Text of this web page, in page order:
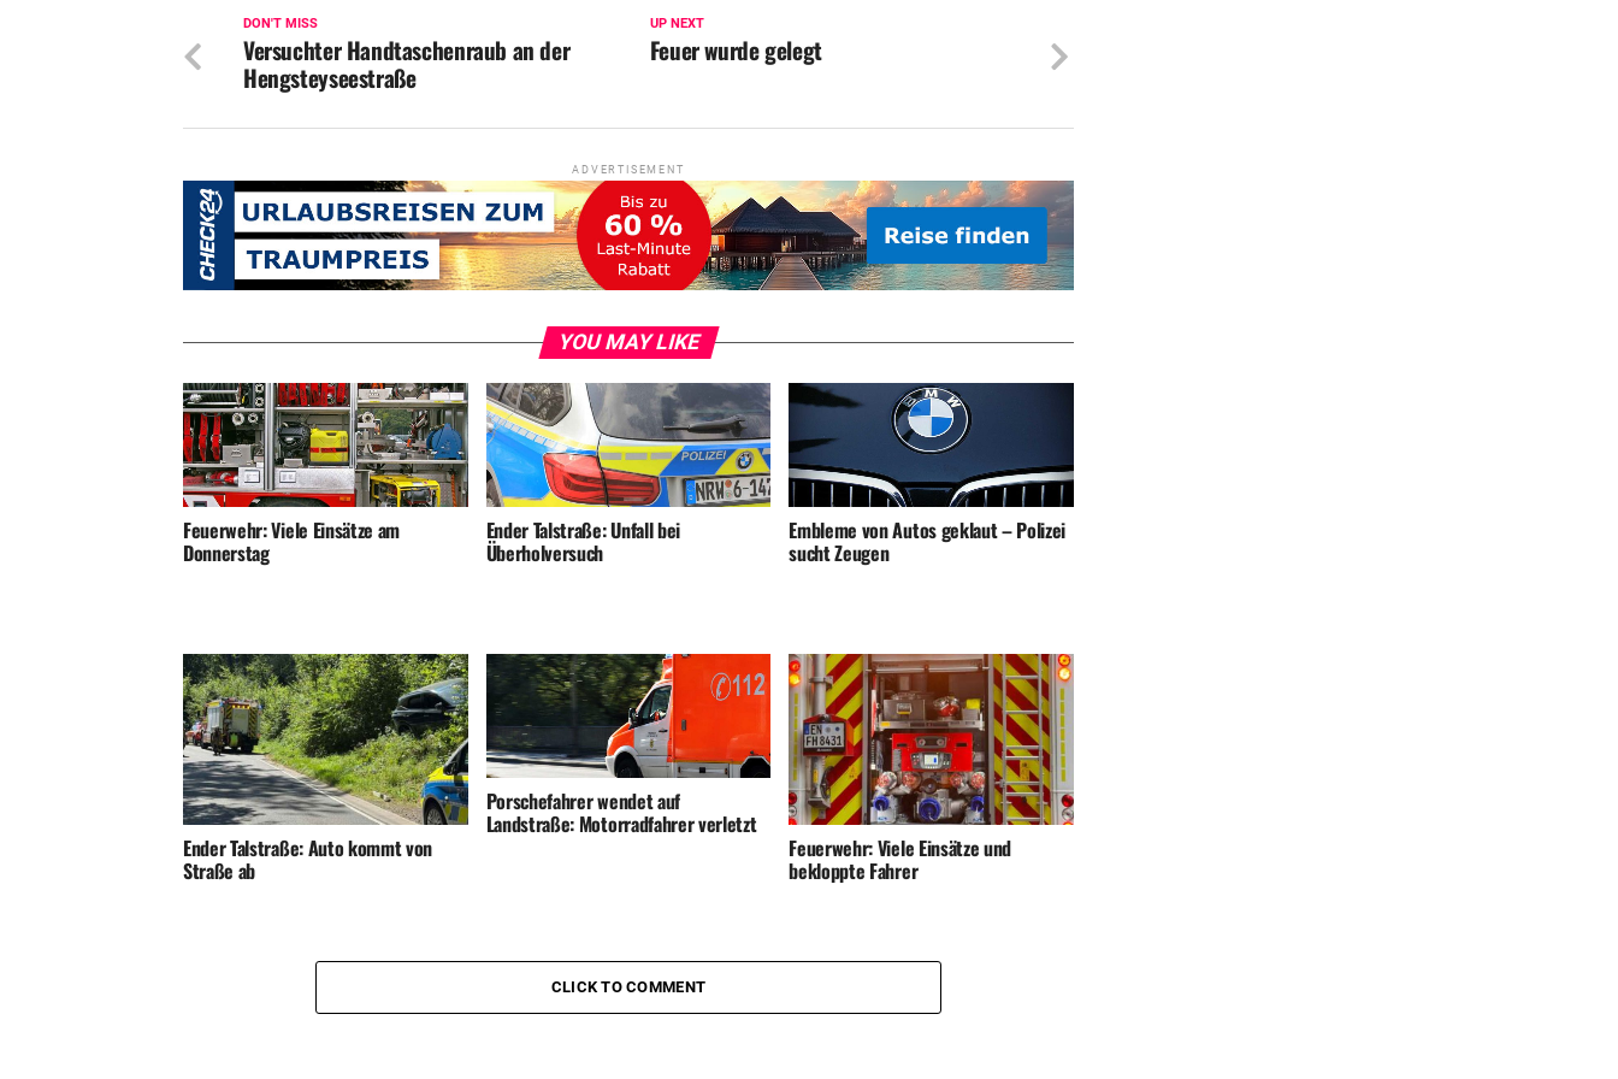
UP NEXT
Feuer wurde gelegt
DON'T MISS
Versuchter Handtaschenraub an der
Hengsteyseestraße
ADVERTISEMENT
YOU MAY LIKE
Feuerwehr: Viele Einsätze am
Donnerstag
Ender Talstraße: Unfall bei
Überholversuch
Embleme von Autos geklaut – Polizei
sucht Zeugen
Ender Talstraße: Auto kommt von
Straße ab
Porschefahrer wendet auf
Landstraße: Motorradfahrer verletzt
Feuerwehr: Viele Einsätze und
bekloppte Fahrer
CLICK TO COMMENT